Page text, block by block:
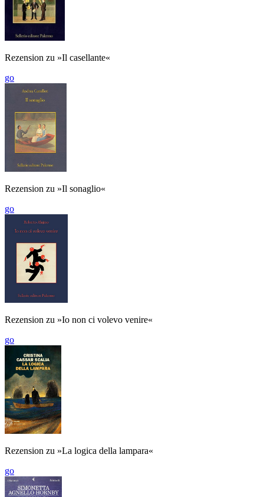
Rezension zu »Il casellante«
go
Rezension zu »Il sonaglio«
go
Rezension zu »Io non ci volevo venire«
go
Rezension zu »La logica della lampara«
go